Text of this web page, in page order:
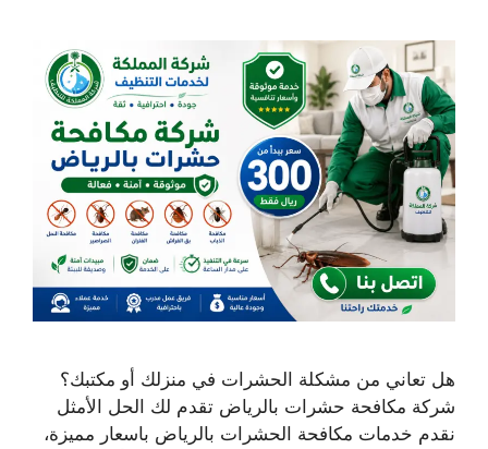
هل تعاني من مشكلة الحشرات في منزلك أو مكتبك؟
شركة مكافحة حشرات بالرياض تقدم لك الحل الأمثل
نقدم خدمات مكافحة الحشرات بالرياض باسعار مميزة،